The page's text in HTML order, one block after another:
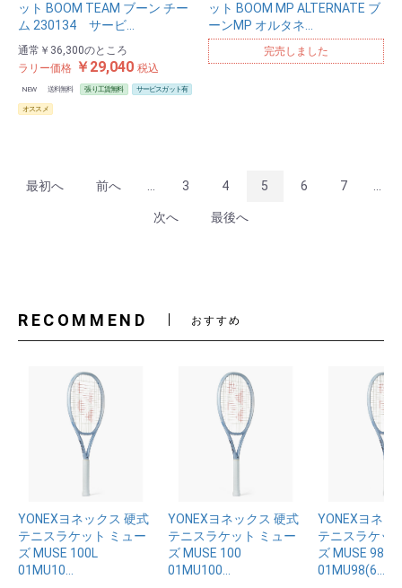
ット BOOM TEAM ブーン チー
ム 230134 サービ…
通常 ￥36,300のところ
ラリー価格 ￥29,040 税込
NEW 送料無料 張り工賃無料 サービスガット有
オススメ
ット BOOM MP ALTERNATE ブ
ーンMP オルタネ…
完売しました
お買い物を続ける カートへ進む
最初へ 前へ 3 4 5 6 7
次へ 最後へ
RECOMMEND おすすめ
YONEXヨネックス 硬式
テニスラケット ミュー
ズ MUSE 100L
01MU10…
YONEXヨネックス 硬式
テニスラケット ミュー
ズ MUSE 100
01MU100…
YONEXヨネッ
テニスラケッ
ズ MUSE 98
01MU98(6…